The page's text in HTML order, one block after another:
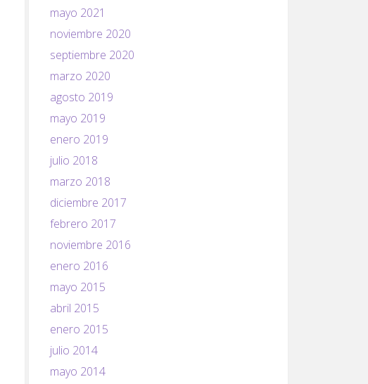
mayo 2021
noviembre 2020
septiembre 2020
marzo 2020
agosto 2019
mayo 2019
enero 2019
julio 2018
marzo 2018
diciembre 2017
febrero 2017
noviembre 2016
enero 2016
mayo 2015
abril 2015
enero 2015
julio 2014
mayo 2014